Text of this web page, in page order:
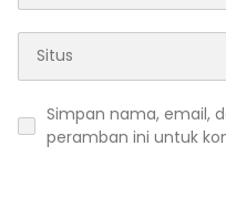
Simpan nama, email,
peramban ini untuk